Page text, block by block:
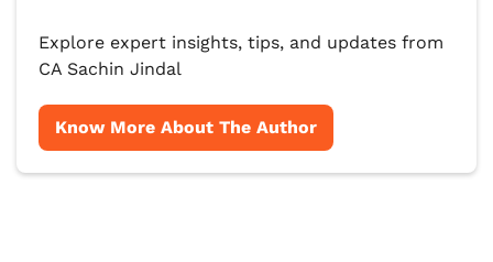
Explore expert insights, tips, and updates from
CA Sachin Jindal
Know More About The Author